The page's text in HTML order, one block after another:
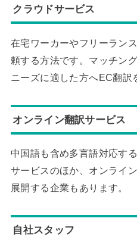
クラウドサービス
在宅ワーカーやフリーラン
頼する方法です。マッチン
ニーズに適した方へEC翻訳
オンライン翻訳サービス
中国語も含め多言語対応す
サービスのほか、オンライ
展開する企業もあります。
自社スタッフ